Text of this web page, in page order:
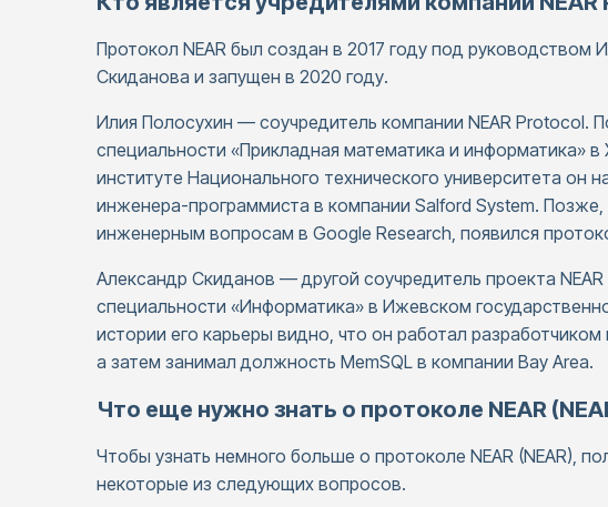
Протокол NEAR был создан в 2017 году под руководством
Скиданова и запущен в 2020 году.
Илия Полосухин — соучредитель компании NEAR Protocol.
специальности «Прикладная математика и информатика»
институте Национального технического университета он
инженера-программиста в компании Salford System.
инженерным вопросам в Google Research, появился
Александр Скиданов — другой соучредитель проекта
специальности «Информатика» в Ижевском
истории его карьеры видно, что он работал
а затем занимал должность MemSQL в компании Bay Area.
Что еще нужно знать о протоколе NEAR
Чтобы узнать немного больше о протоколе NEAR (NEAR),
некоторые из следующих вопросов.